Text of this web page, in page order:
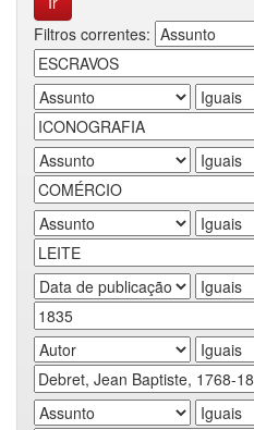
Filtros correntes: